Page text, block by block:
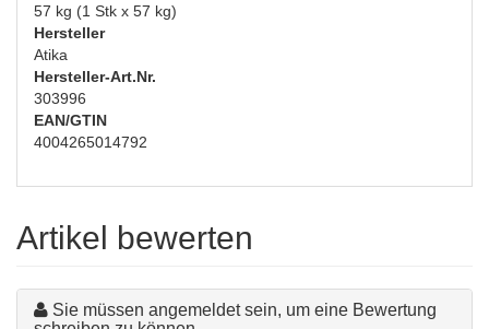
57 kg (1 Stk x 57 kg)
Hersteller
Atika
Hersteller-Art.Nr.
303996
EAN/GTIN
4004265014792
Artikel bewerten
Sie müssen angemeldet sein, um eine Bewertung